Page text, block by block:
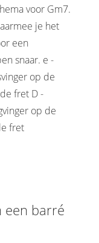
voor Gm7.
je het
een
snaar. e -
op de
fret D -
op de
fret
een barré